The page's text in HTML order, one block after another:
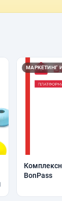
МАРКЕТИНГ
BonPass